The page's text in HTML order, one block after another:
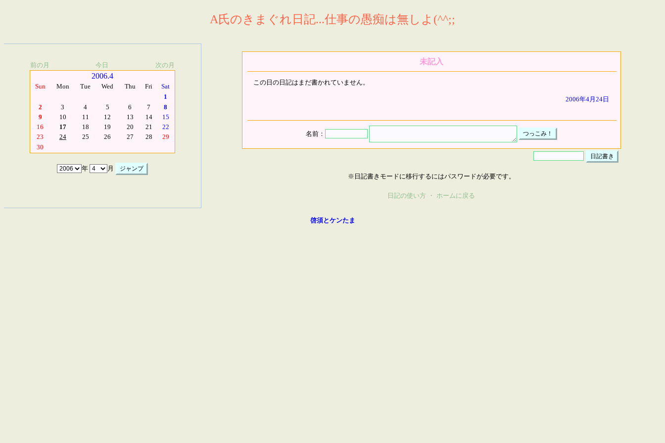
A氏のきまぐれ日記...仕事の愚痴は無しよ(^^;;
前の月 今日 次の月
2006.4
Sun Mon Tue Wed Thu Fri
Sat
1
2
3 4 5 6 7
8
9
10 11 12 13 14
15
16
17 18 19 20 21
22
23
24 25 26 27 28
29
30
年 月
未記入
この日の日記はまだ書かれていません。
2006年4月24日
名前：
※日記書きモードに移行するにはパスワードが必要です。
日記の使い方 ・ ホームに戻る
啓須とケンたま